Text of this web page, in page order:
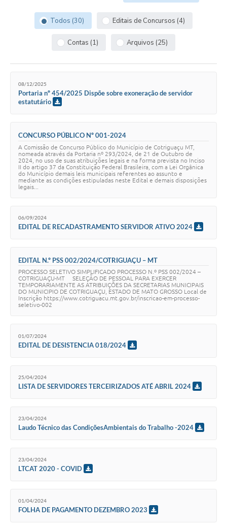
Transparência
Imprensa
Galeria de Fotos
Contratos
Audiências Públicas
Arquivos para Download
Carta de Serviços
Obras
Contas Públicas
Legislação
Editais
Serviços Online
Enquete
Agenda
Diário Oficial
Todos (30) Editais de Concursos (4)
Contas (1) Arquivos (25)
08/12/2025
Portaria nº 454/2025 Dispõe sobre exoneração de servidor
estatutário
CONCURSO PÚBLICO Nº 001-2024
A Comissão de Concurso Público do Município de Cotriguaçu MT,
nomeada através da Portaria nº 293/2024, de 21 de Outubro de
2024, no uso de suas atribuições legais e na forma prevista no Inciso
II do artigo 37 da Constituição Federal Brasileira, com a Lei Orgânica
do Município demais leis municipais referentes ao assunto e
mediante as condições estipuladas neste Edital e demais disposições
legais...
06/09/2024
EDITAL DE RECADASTRAMENTO SERVIDOR ATIVO 2024
EDITAL N.º PSS 002/2024/COTRIGUAÇU – MT
PROCESSO SELETIVO SIMPLIFICADO PROCESSO N.º PSS 002/2024 –
COTRIGUAÇU-MT SELEÇÃO DE PESSOAL PARA EXERCER
TEMPORARIAMENTE AS ATRIBUIÇÕES DA SECRETARIAS MUNICIPAIS
DO MUNICIPIO DE COTRIGUAÇU, ESTADO DE MATO GROSSO Local de
Inscrição https://www.cotriguacu.mt.gov.br/inscricao-em-processo-
seletivo-002
01/07/2024
EDITAL DE DESISTENCIA 018/2024
25/04/2024
LISTA DE SERVIDORES TERCEIRIZADOS ATÉ ABRIL 2024
23/04/2024
Laudo Técnico das CondiçõesAmbientais do Trabalho -2024
23/04/2024
LTCAT 2020 - COVID
01/04/2024
FOLHA DE PAGAMENTO DEZEMBRO 2023